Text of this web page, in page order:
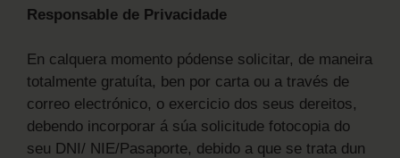
Responsable de Privacidade
En calquera momento pódense solicitar, de maneira
totalmente gratuíta, ben por carta ou a través de
correo electrónico, o exercicio dos seus dereitos,
debendo incorporar á súa solicitude fotocopia do
seu DNI/ NIE/Pasaporte, debido a que se trata dun